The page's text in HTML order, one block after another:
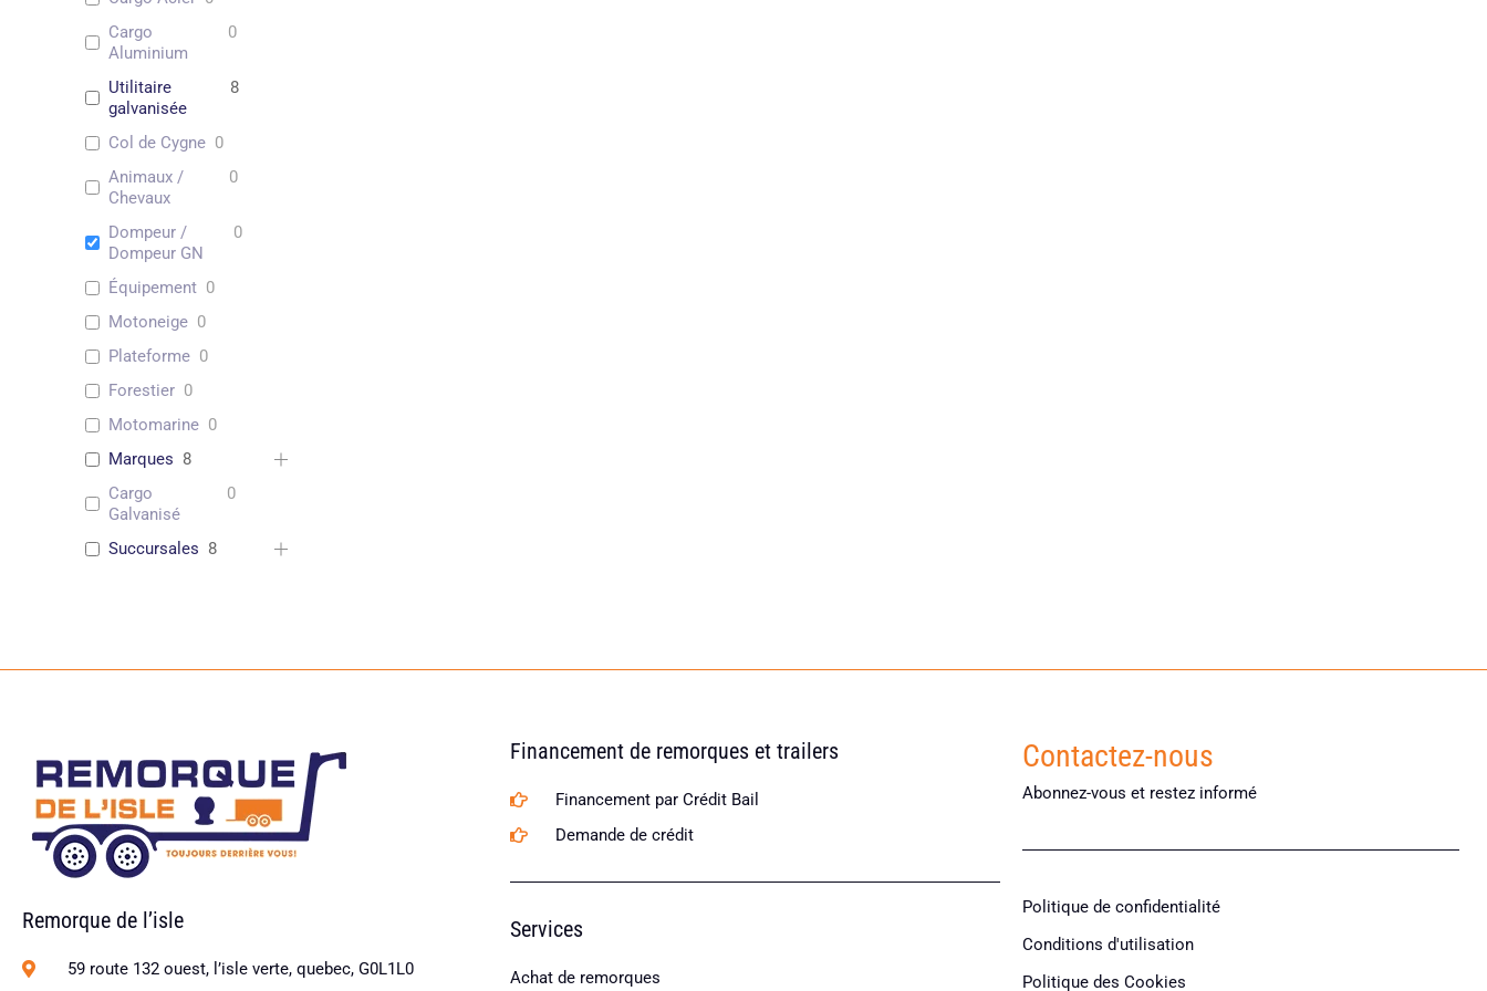
Cargo
Aluminium
0
Utilitaire
galvanisée
8
Col de Cygne 0
Animaux /
Chevaux
0
Dompeur /
Dompeur GN
0
Équipement 0
Motoneige 0
Plateforme 0
Forestier 0
Motomarine 0
Marques 8
Cargo
Galvanisé
0
Succursales 8
Remorque de l’isle
59 route 132 ouest, l’isle verte, quebec, G0L1L0
Financement de remorques et trailers
Financement par Crédit Bail
Demande de crédit
Services
Achat de remorques
Contactez-nous
Abonnez-vous et restez informé
Politique de confidentialité
Conditions d'utilisation
Politique des Cookies